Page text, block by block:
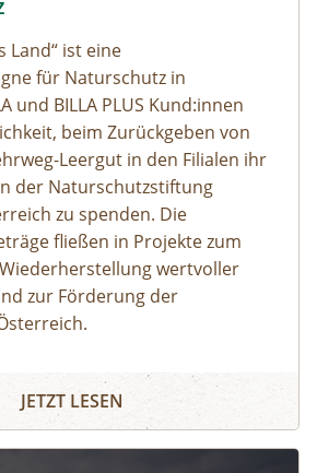
Land“ ist eine
für Naturschutz in
und BILLA PLUS Kund:innen
beim Zurückgeben von
Leergut in den Filialen ihr
der Naturschutzstiftung
zu spenden. Die
fließen in Projekte zum
wertvoller
zur Förderung der
JETZT LESEN